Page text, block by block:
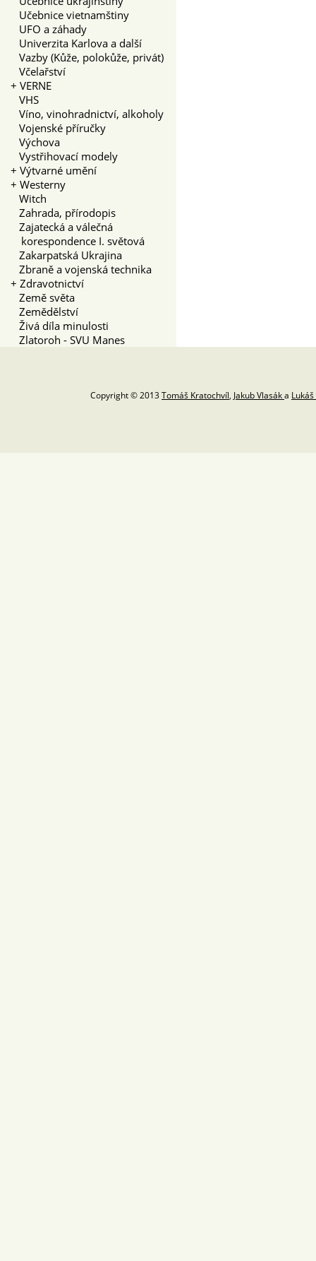
Učebnice vietnamštiny
UFO a záhady
Univerzita Karlova a další
Vazby (Kůže, polokůže, privát)
Včelařství
+ VERNE
VHS
Víno, vinohradnictví, alkoholy
Vojenské příručky
Výchova
Vystřihovací modely
+ Výtvarné umění
+ Westerny
Witch
Zahrada, přírodopis
Zajatecká a válečná
korespondence I. světová
Zakarpatská Ukrajina
Zbraně a vojenská technika
+ Zdravotnictví
Země světa
Zemědělství
Živá díla minulosti
Zlatoroh - SVU Manes
Copyright © 2013Tomáš Kratochvíl, Jakub Vlasáka